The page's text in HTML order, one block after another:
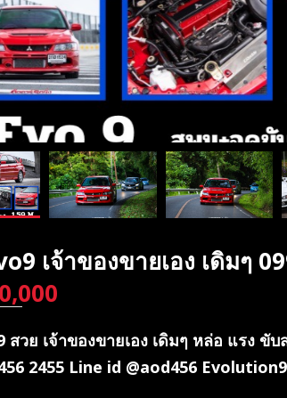
เจ้าของขายเอง เดิมๆ
สวย เจ้าของขายเอง เดิมๆ หล่อ แรง
2455 Line id @aod456